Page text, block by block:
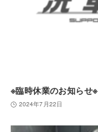
※臨時休業のお知らせ※
2024年7月22日